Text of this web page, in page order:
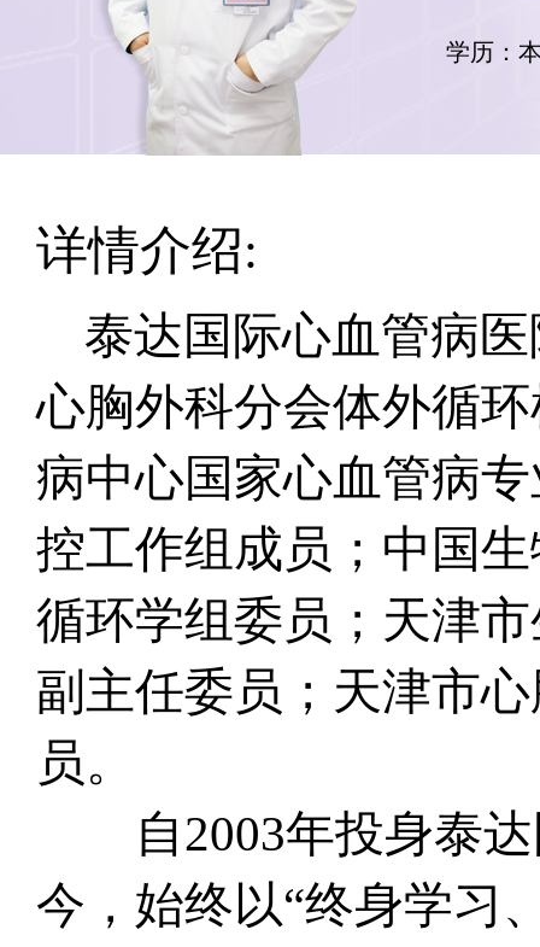
学历：
详情介绍:
泰达国际心血管病
心胸外科分会体外循
病中心国家心血管病
控工作组成员；中国
循环学组委员；天津
副主任委员；天津市
员。
自2003年投身泰达
今，始终以“终身学习